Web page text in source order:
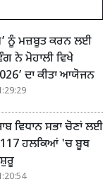
ਨੂੰ ਮਜ਼ਬੂਤ ਕਰਨ ਲਈ
ਨੇ ਮੋਹਾਲੀ ਵਿਖੇ
ਦਾ ਕੀਤਾ ਆਯੋਜਨ
ਵਿਧਾਨ ਸਭਾ ਚੋਣਾਂ ਲਈ
117 ਹਲਕਿਆਂ 'ਚ ਬੂਥ